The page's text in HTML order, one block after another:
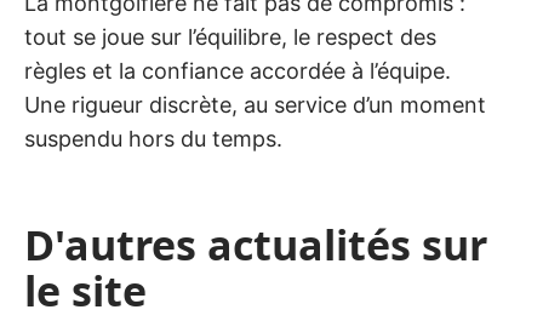
tout se joue sur l’équilibre, le respect des
règles et la confiance accordée à l’équipe.
Une rigueur discrète, au service d’un moment
suspendu hors du temps.
D'autres actualités sur
le site